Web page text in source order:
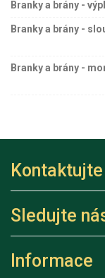
Branky a brány -
Branky a brány -
Branky a brány -
Sledujte
Informace